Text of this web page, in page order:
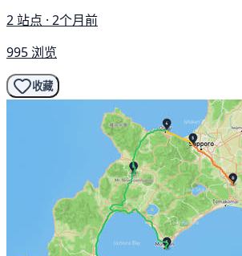
2 站点 · 2个月前
995 浏览
收藏